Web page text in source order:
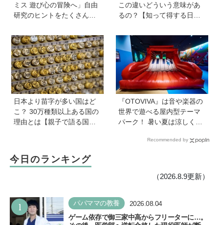
ミス 遊び心の冒険へ」自由
研究のヒントをたくさん発
わいい♡【ゆる〜く楽しむ
美術案内】
この違いどういう意味があ
るの？【知って得する日本
日本より苗字が多い国はど
こ？ 30万種類以上ある国の
理由とは【親子で語る国際
『OTOVIVA』は音や楽器の
世界で遊べる屋内型テーマ
パーク！ 暑い夏は涼しく遊
Recommended by
今日のランキング
（2026.8.9更新）
1 パパママの教養 2026.08.04
ゲーム依存で御三家中高からフリーターに…。